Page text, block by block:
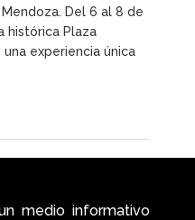
Del 6 al 8 de
histórica Plaza
experiencia única
medio informativo